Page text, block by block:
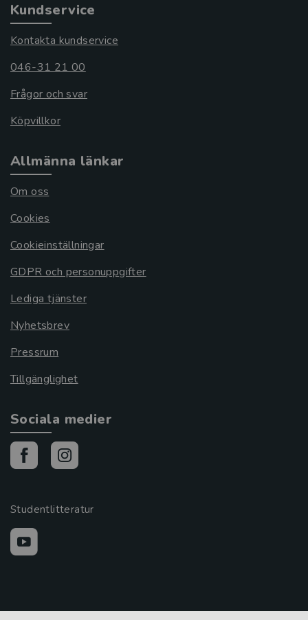
Kundservice
Kontakta kundservice
046-31 21 00
Frågor och svar
Köpvillkor
Allmänna länkar
Om oss
Cookies
Cookieinställningar
GDPR och personuppgifter
Lediga tjänster
Nyhetsbrev
Pressrum
Tillgänglighet
Sociala medier
Studentlitteratur